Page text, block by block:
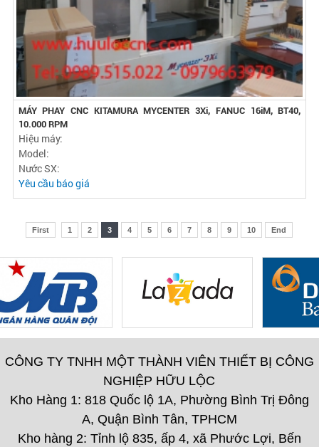
MÁY PHAY CNC KITAMURA MYCENTER 3Xi, FANUC 16iM, BT40,
10.000 RPM
Hiệu máy:
Model:
Nước SX:
Yêu cầu báo giá
First 1 2 3 4 5 6 7 8 9 10 End
CÔNG TY TNHH MỘT THÀNH VIÊN THIẾT BỊ CÔNG
NGHIỆP HỮU LỘC
Kho Hàng 1: 818 Quốc lộ 1A, Phường Bình Trị Đông
A, Quận Bình Tân, TPHCM
Kho hàng 2: Tỉnh lộ 835, ấp 4, xã Phước Lợi, Bến